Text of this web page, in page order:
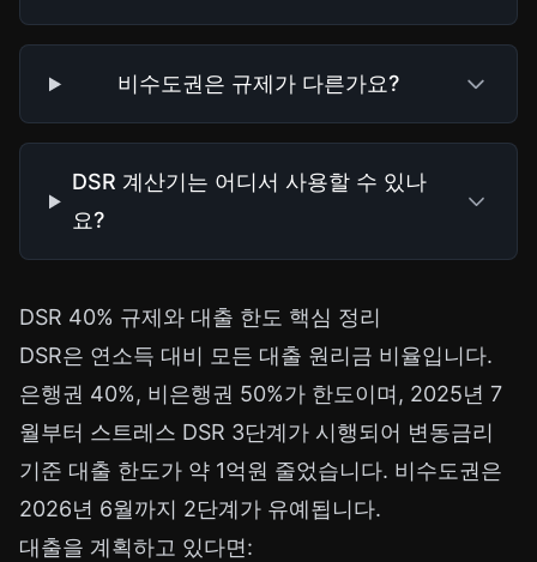
비수도권은 규제가 다른가요?
DSR 계산기는 어디서 사용할 수 있나
요?
DSR 40% 규제와 대출 한도 핵심 정리
DSR은 연소득 대비 모든 대출 원리금 비율입니다.
은행권 40%, 비은행권 50%가 한도이며, 2025년 7
월부터 스트레스 DSR 3단계가 시행되어 변동금리
기준 대출 한도가 약 1억원 줄었습니다. 비수도권은
2026년 6월까지 2단계가 유예됩니다.
대출을 계획하고 있다면: